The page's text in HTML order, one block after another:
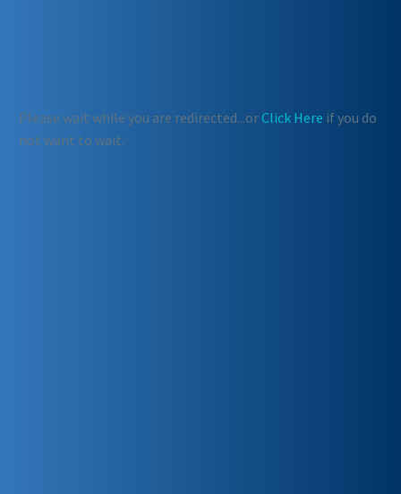
Please wait while you are redirected...orClick Here if you do
not want to wait.